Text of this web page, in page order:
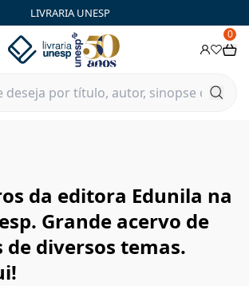
LIVRARIA UNESP
0
da editora Edunila na
Grande acervo de
de diversos temas.
| FastStore PLP